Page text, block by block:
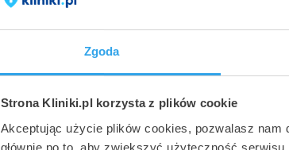
Zgoda
Strona Kliniki.pl korzysta z plików cookie
Akceptując użycie plików cookies, pozwalasz
głównie po to, aby zwiększyć użyteczność
Szczegóły »
Umów
Klinika Chirurgii Mazan
Katowice,ul. Brzozowa 54 (25